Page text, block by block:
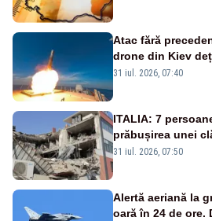
Atac fără
drone din Kiev
americană,
31 iul. 2026, 07:40
ITALIA: 7
prăbușirea unei
31 iul. 2026, 07:50
Alertă aeriană la
oară în 24 de ore.